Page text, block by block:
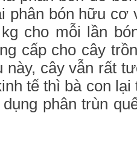
phân bón hữu cơ
cho mỗi lần
cấp cho cây
này, cây vẫn rất
tế thì bà con
phân trùn